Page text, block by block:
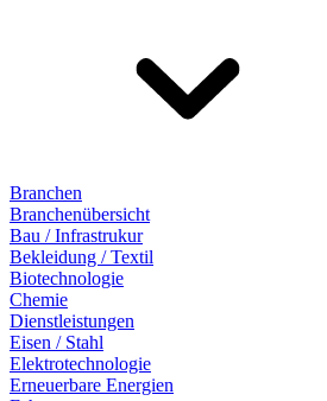
Branchen
Branchenübersicht
Bau / Infrastrukur
Bekleidung / Textil
Biotechnologie
Chemie
Dienstleistungen
Eisen / Stahl
Elektrotechnologie
Erneuerbare Energien